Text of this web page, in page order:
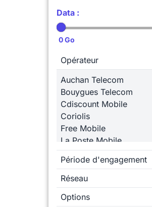
Data :
Opérateur
Auchan Telecom
Bouygues Telecom
Cdiscount Mobile
Coriolis
Free Mobile
La Poste Mobile
Lebara
Lyca Mobile
NRJ Mobile
Orange
Prixtel
Période d'engagement
Réseau
Options